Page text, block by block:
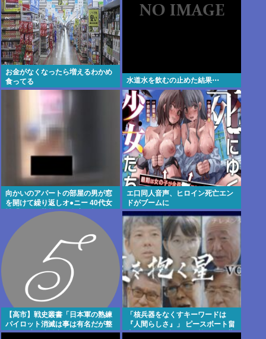
お金がなくなったら増えるわかめ
食ってる
水道水を飲むの止めた結果⋯
向かいのアパートの部屋の男が窓
を開けて繰り返しオ●ニー 40代女
性「こんな状態じゃ自宅に帰れな
エ口同人音声、ヒロイン死亡エン
ドがブームに
【高市】戦史叢書「日本軍の熟練
パイロット消滅は事は有名だが整
備員が消え稼働率が下がりマラリ
「核兵器をなくすキーワードは
『人間らしさ』」 ピースボート畠
山澄子さんが語った、核のある世